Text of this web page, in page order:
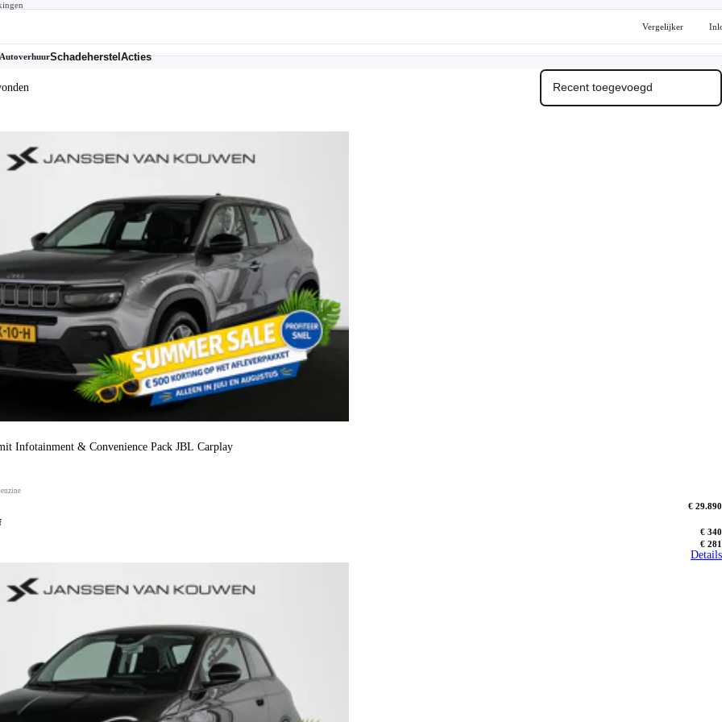
Vergelijker
AutoverhuurSchadeherstelActies
Infotainment & Convenience Pack JBL Carplay
€ 29.890
€ 340
€ 281
Details